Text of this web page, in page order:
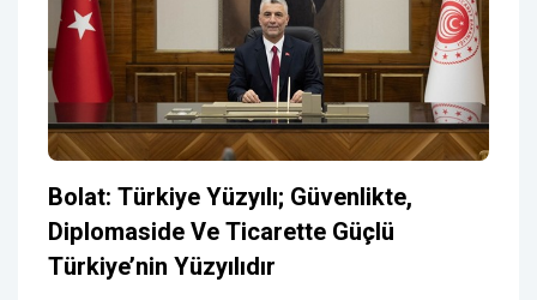
Bolat: Türkiye Yüzyılı; Güvenlikte,
Diplomaside Ve Ticarette Güçlü
Türkiye’nin Yüzyılıdır